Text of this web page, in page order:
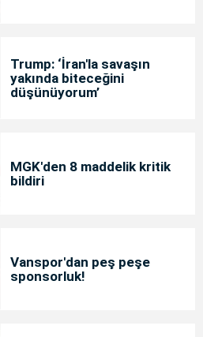
Trump: ‘İran'la savaşın
yakında biteceğini
düşünüyorum’
MGK'den 8 maddelik kritik
bildiri
Vanspor'dan peş peşe
sponsorluk!